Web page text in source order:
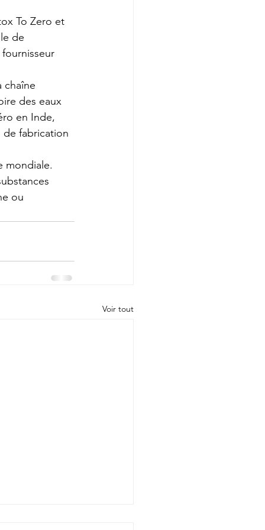
To Zero et
de
chaîne
des eaux
en Inde,
de fabrication
mondiale.
ou
Voir tout